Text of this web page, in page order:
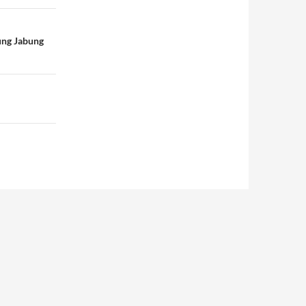
Jabung